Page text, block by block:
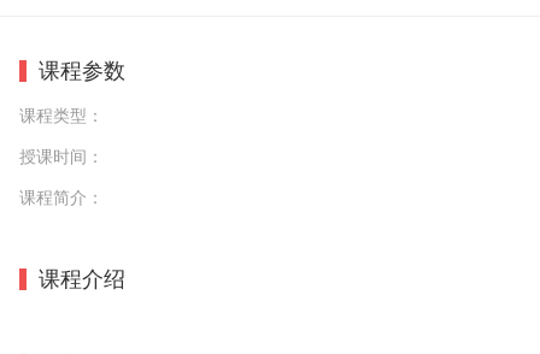
课程参数
课程类型：
授课时间：
课程简介：
课程介绍